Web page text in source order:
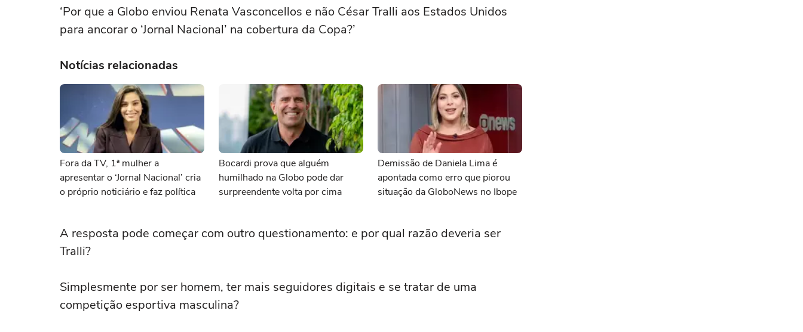
‘Por que a Globo enviou Renata Vasconcellos e não César Tralli aos Estados Unidos
para ancorar o ‘Jornal Nacional’ na cobertura da Copa?’
Notícias relacionadas
Fora da TV, 1ª mulher a
apresentar o ‘Jornal Nacional’ cria
o próprio noticiário e faz política
Bocardi prova que alguém
humilhado na Globo pode dar
surpreendente volta por cima
Demissão de Daniela Lima é
apontada como erro que piorou
situação da GloboNews no Ibope
A resposta pode começar com outro questionamento: e por qual razão deveria ser
Tralli?
Simplesmente por ser homem, ter mais seguidores digitais e se tratar de uma
competição esportiva masculina?